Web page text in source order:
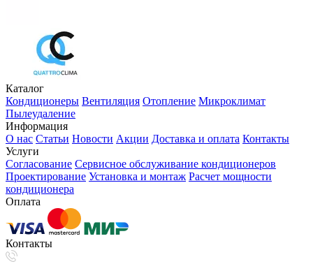
Каталог
Кондиционеры Вентиляция Отопление Микроклимат
Пылеудаление
Информация
О нас Статьи Новости Акции Доставка и оплата Контакты
Услуги
Согласование Сервисное обслуживание кондиционеров
Проектирование Установка и монтаж Расчет мощности
кондиционера
Оплата
Контакты